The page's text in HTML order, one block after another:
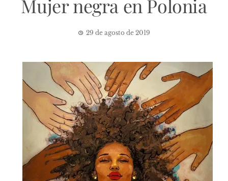
Mujer negra en Polonia
29 de agosto de 2019